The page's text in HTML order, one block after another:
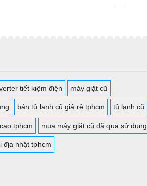
tiết kiệm điện máy giặt cũ
bán tủ lạnh cũ giá rẻ tphcm tủ lạnh cũ
tphcm mua máy giặt cũ đã qua sử dụng
địa nhật tphcm